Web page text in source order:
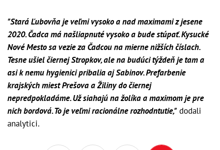
"Stará Ľubovňa je veľmi vysoko a nad maximami z jesene
2020. Čadca má našliapnuté vysoko a bude stúpať. Kysucké
Nové Mesto sa vezie za Čadcou na mierne nižších číslach.
Tesne ušiel čiernej Stropkov, ale na budúci týždeň je tam a
asi k nemu hygienici pribalia aj Sabinov. Prefarbenie
krajských miest Prešova a Žiliny do čiernej
nepredpokladáme. Už siahajú na žolíka a maximom je pre
nich bordová. To je veľmi racionálne rozhodntutie," dodali
analytici.